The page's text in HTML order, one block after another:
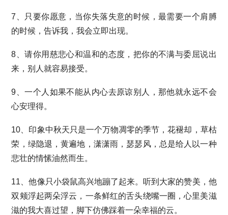
7、只要你愿意，当你失落失意的时候，最需要一个肩膊
的时候，告诉我，我会立即出现。
8、请你用慈悲心和温和的态度，把你的不满与委屈说出
来，别人就容易接受。
9、一个人如果不能从内心去原谅别人，那他就永远不会
心安理得。
10、印象中秋天只是一个万物凋零的季节，花褪却，草枯
荣，绿隐退，黄遍地，潇潇雨，瑟瑟风，总是给人以一种
悲壮的情愫油然而生。
11、他像只小袋鼠高兴地蹦了起来。听到大家的赞美，他
双颊浮起两朵浮云，一条鲜红的舌头绕嘴一圈，心里美滋
滋的我大喜过望，脚下仿佛踩着一朵幸福的云。